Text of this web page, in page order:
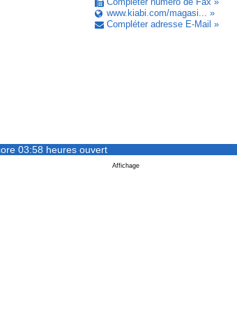
www.kiabi.com/magasi... »
Compléter adresse E-Mail »
03:58 heures ouvert
Affichage